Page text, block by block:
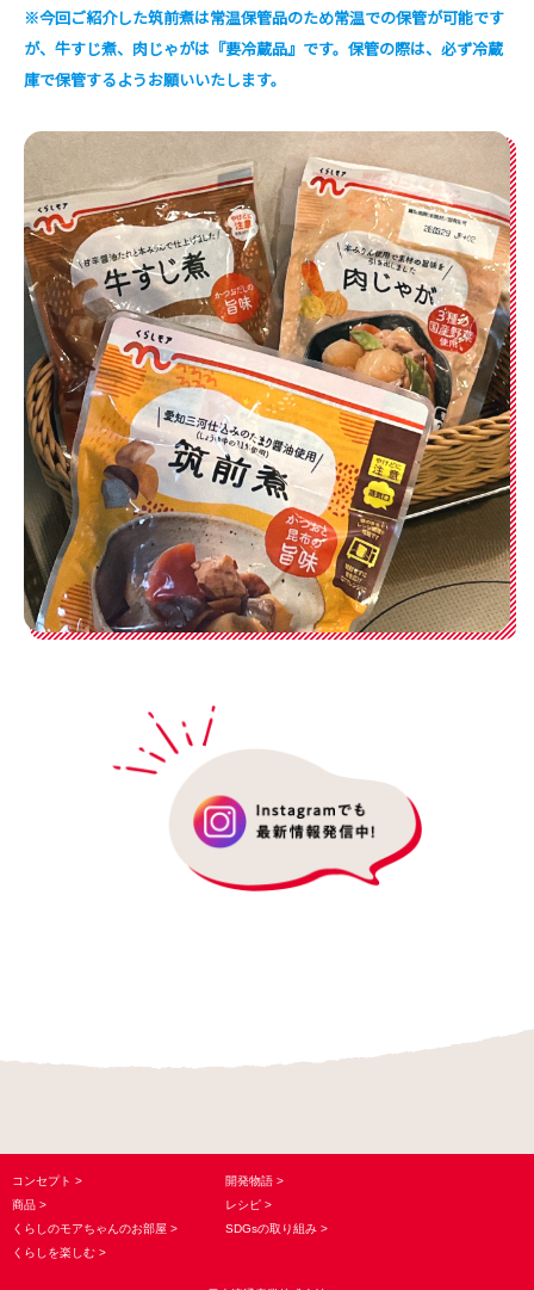
※今回ご紹介した筑前煮は常温保管品のため常温での保管が可能です
が、牛すじ煮、肉じゃがは『要冷蔵品』です。保管の際は、必ず冷蔵
庫で保管するようお願いいたします。
コンセプト
商品
くらしのモアちゃんのお部屋
くらしを楽しむ
開発物語
レシピ
SDGsの取り組み